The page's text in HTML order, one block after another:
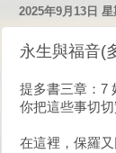
2025年9月13日 星
永生與福音(
提多書三章：7
你把這些事切
在這裡，保羅